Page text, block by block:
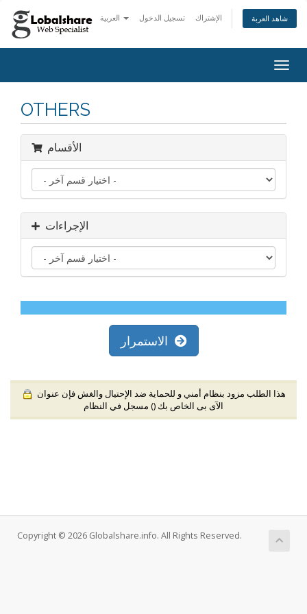
تسجيل الدخول الإشتراك شاهد العربة
OTHERS
الأقسام
الإجراءات
الآى بى الخاص بك () مسجل في النظام
Copyright © 2026 Globalshare.info. All Rights Reserved.